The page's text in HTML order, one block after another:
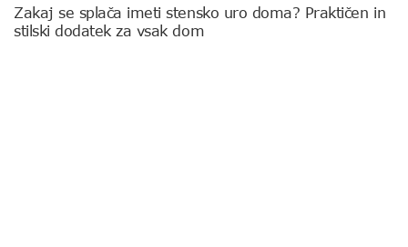
Zakaj se splača imeti stensko uro doma? Praktičen in
stilski dodatek za vsak dom